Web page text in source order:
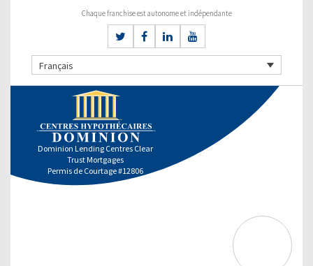
Chaque franchise est autonome et indépendante
Français
Dominion Lending Centres Clear
Trust Mortgages
Permis de Courtage #12806